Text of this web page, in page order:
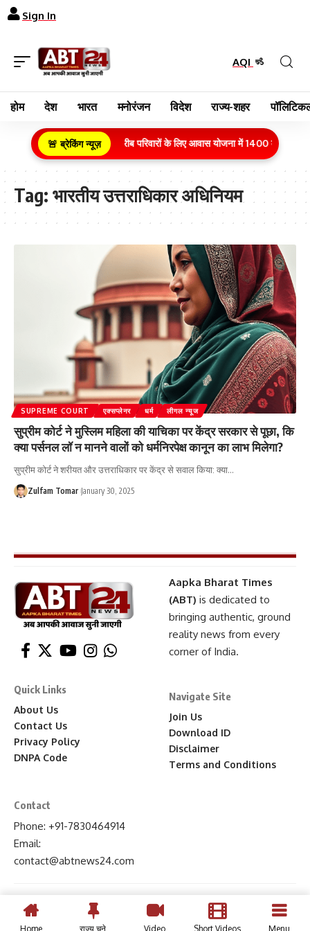
Sign In
AQI
होम देश भारत मनोरंजन विदेश राज्य-शहर
🚨 ब्रेकिंग न्यूज़
ग्रामीण क्षेत्र के गरीब परिवारों के लिए आवास योजना में 1400 करोड़ रुपये
Tag: भारतीय उत्तराधिकार अधिनियम
SUPREME COURT एक्सप्लेनर धर्म लीगल न्यूज
सुप्रीम कोर्ट ने मुस्लिम महिला की याचिका पर केंद्र सरकार से पूछा, कि
क्या पर्सनल लॉ न मानने वालों को धर्मनिरपेक्ष कानून का लाभ मिलेगा?
सुप्रीम कोर्ट ने शरीयत और उत्तराधिकार पर केंद्र से सवाल किया: क्या…
Zulfam Tomar January 30, 2025
Aapka Bharat Times
(ABT) is dedicated to
bringing authentic, ground
reality news from every
corner of India.
Quick Links
About Us
Contact Us
Privacy Policy
DNPA Code
Navigate Site
Join Us
Download ID
Disclaimer
Terms and Conditions
Contact
Phone: +91-7830464914
Email:
contact@abtnews24.com
Home राज्य चुने Video Short Videos Menu